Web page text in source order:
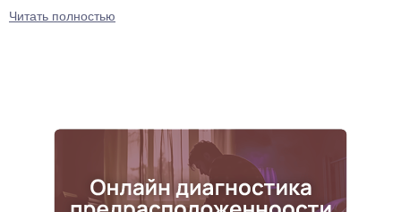
Читать полностью